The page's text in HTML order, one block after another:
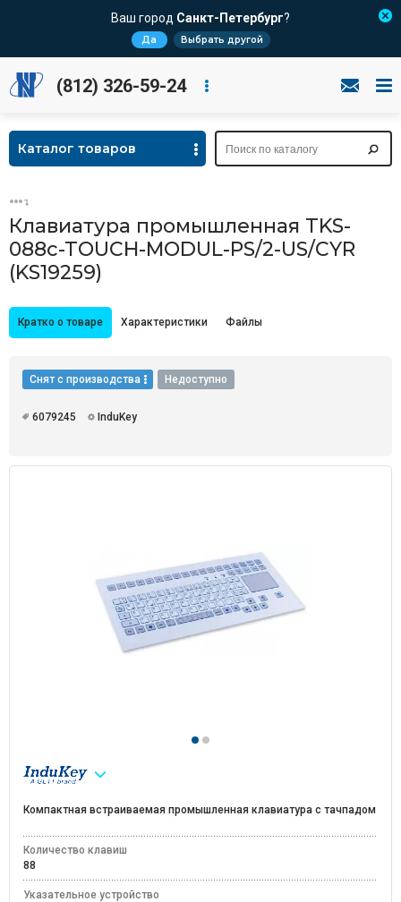
Ваш город Санкт-Петербург?
Да Выбрать другой
(812) 326-59-24
Каталог товаров
Клавиатура промышленная TKS-
088c-TOUCH-MODUL-PS/2-US/CYR
(KS19259)
Кратко о товаре Характеристики Файлы
Снят с производства Недоступно
6079245 InduKey
Компактная встраиваемая промышленная клавиатура с тачпадом
Количество клавиш
88
Указательное устройство